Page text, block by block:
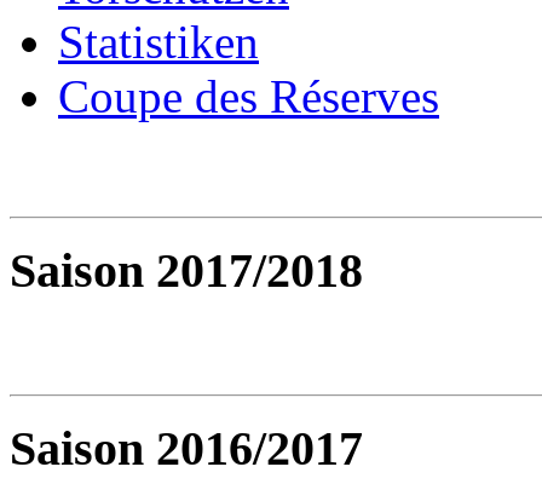
Statistiken
Coupe des Réserves
Saison 2017/2018
Saison 2016/2017